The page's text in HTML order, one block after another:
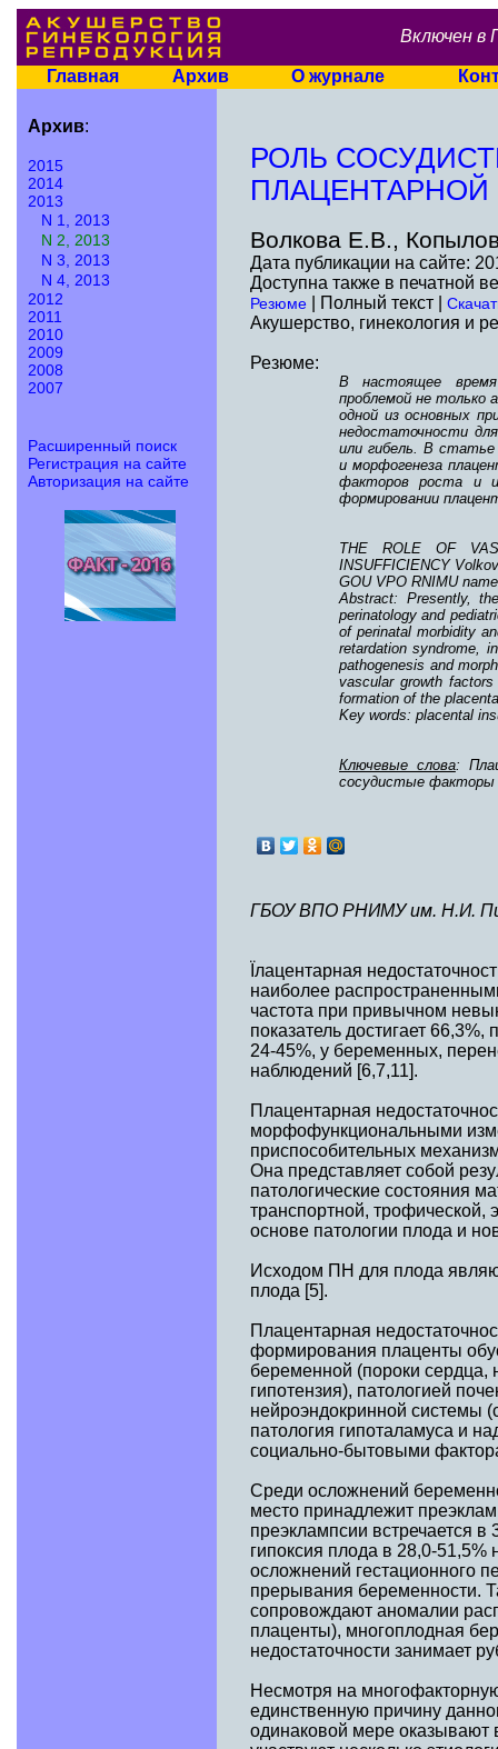
Включен в
Главная Архив О журнале
Архив:
2015
2014
2013
N 1, 2013
N 2, 2013
N 3, 2013
N 4, 2013
2012
2011
2010
2009
2008
2007
Расширенный поиск
Регистрация на сайте
Авторизация на сайте
РОЛЬ
Волкова Е.В.,
Дата публикации на сайте:
Доступна также в печатной
Резюме | Полный текст |
Акушерство, гинекология и
Резюме:
В настоящее время
проблемой не только
одной из основных
недостаточности
или гибель. В статье
и морфогенеза
факторов роста и
формировании
THE ROLE OF
INSUFFICIENCY
GOU VPO RNIMU
Abstract: Presently,
perinatology and
of perinatal morbidity
retardation syndrome,
pathogenesis and
vascular growth
formation of the
Key words: placental
Ключевые слова:
сосудистые факторы
ГБОУ ВПО РНИМУ им. Н.И.
Ïлацентарная
наиболее
частота при привычном
показатель достигает
24-45%, у беременных,
наблюдений [6,7,11].
Плацентарная
морфофункциональными
приспособительных
Она представляет собой
патологические состояния
транспортной,
основе патологии плода и
Исходом ПН для плода
плода [5].
Плацентарная
формирования плаценты
беременной (пороки сердца,
гипотензия), патологией
нейроэндокринной системы
патология гипоталамуса и
социально-бытовыми
Среди осложнений
место принадлежит
преэклампсии встречается
гипоксия плода в 28,0-51,5%
осложнений гестационного
прерывания беременности.
сопровождают аномалии
плаценты), многоплодная
недостаточности занимает
Несмотря на
единственную причину
одинаковой мере оказывают